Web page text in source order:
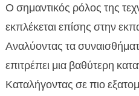
Ο σημαντικός ρόλος της
εκπλέκεται επίσης στην
Αναλύοντας τα
επιτρέπει μια βαθύτερη
Καταλήγοντας σε πιο